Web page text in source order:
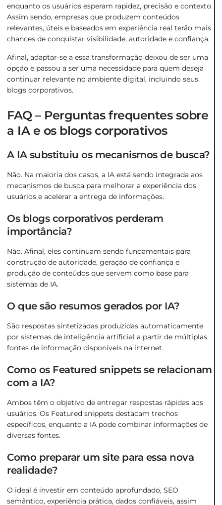
enquanto os usuários esperam rapidez, precisão e contexto.
Assim sendo, empresas que produzem conteúdos
relevantes, úteis e baseados em experiência real terão mais
chances de conquistar visibilidade, autoridade e confiança.
Afinal, adaptar-se a essa transformação deixou de ser uma
opção e passou a ser uma necessidade para quem deseja
continuar relevante no ambiente digital, incluindo seus
blogs corporativos.
FAQ – Perguntas frequentes sobre
a IA e os blogs corporativos
A IA substituiu os mecanismos de busca?
Não. Na maioria dos casos, a IA está sendo integrada aos
mecanismos de busca para melhorar a experiência dos
usuários e acelerar a entrega de informações.
Os blogs corporativos perderam
importância?
Não. Afinal, eles continuam sendo fundamentais para
construção de autoridade, geração de confiança e
produção de conteúdos que servem como base para
sistemas de IA.
O que são resumos gerados por IA?
São respostas sintetizadas produzidas automaticamente
por sistemas de inteligência artificial a partir de múltiplas
fontes de informação disponíveis na internet.
Como os Featured snippets se relacionam
com a IA?
Ambos têm o objetivo de entregar respostas rápidas aos
usuários. Os Featured snippets destacam trechos
específicos, enquanto a IA pode combinar informações de
diversas fontes.
Como preparar um site para essa nova
realidade?
O ideal é investir em conteúdo aprofundado, SEO
semântico, experiência prática, dados confiáveis, assim